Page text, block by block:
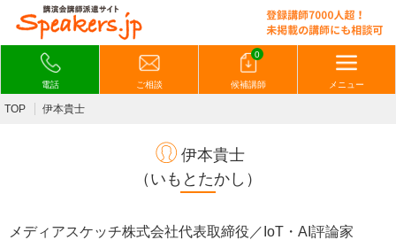
電話 ご相談
0
候補講師 メニュー
TOP 伊本貴士
伊本貴士
（いもとたかし）
メディアスケッチ株式会社代表取締役／IoT・AI評論家